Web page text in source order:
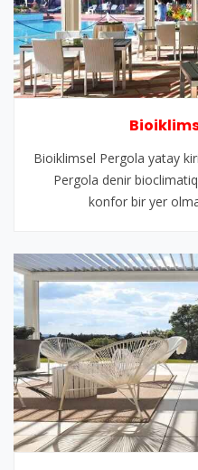
Bioiklimsel Pergola yatay
Pergola denir
konfor bir yer